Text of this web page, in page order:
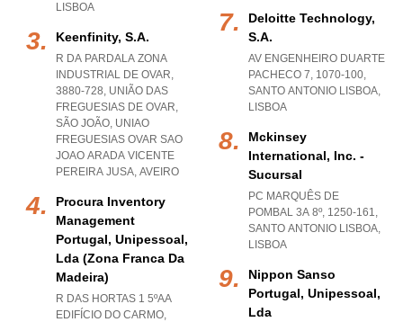
LISBOA
Keenfinity, S.a.
R DA PARDALA ZONA
INDUSTRIAL DE OVAR,
3880-728, UNIÃO DAS
FREGUESIAS DE OVAR,
SÃO JOÃO, UNIAO
FREGUESIAS OVAR SAO
JOAO ARADA VICENTE
PEREIRA JUSA, AVEIRO
Procura Inventory
Management
Portugal, Unipessoal,
Lda (zona Franca Da
Madeira)
R DAS HORTAS 1 5ºAA
EDIFÍCIO DO CARMO,
Deloitte Technology,
S.a.
AV ENGENHEIRO DUARTE
PACHECO 7, 1070-100,
SANTO ANTONIO LISBOA,
LISBOA
Mckinsey
International, Inc. -
Sucursal
PC MARQUÊS DE
POMBAL 3A 8º, 1250-161,
SANTO ANTONIO LISBOA,
LISBOA
Nippon Sanso
Portugal, Unipessoal,
Lda